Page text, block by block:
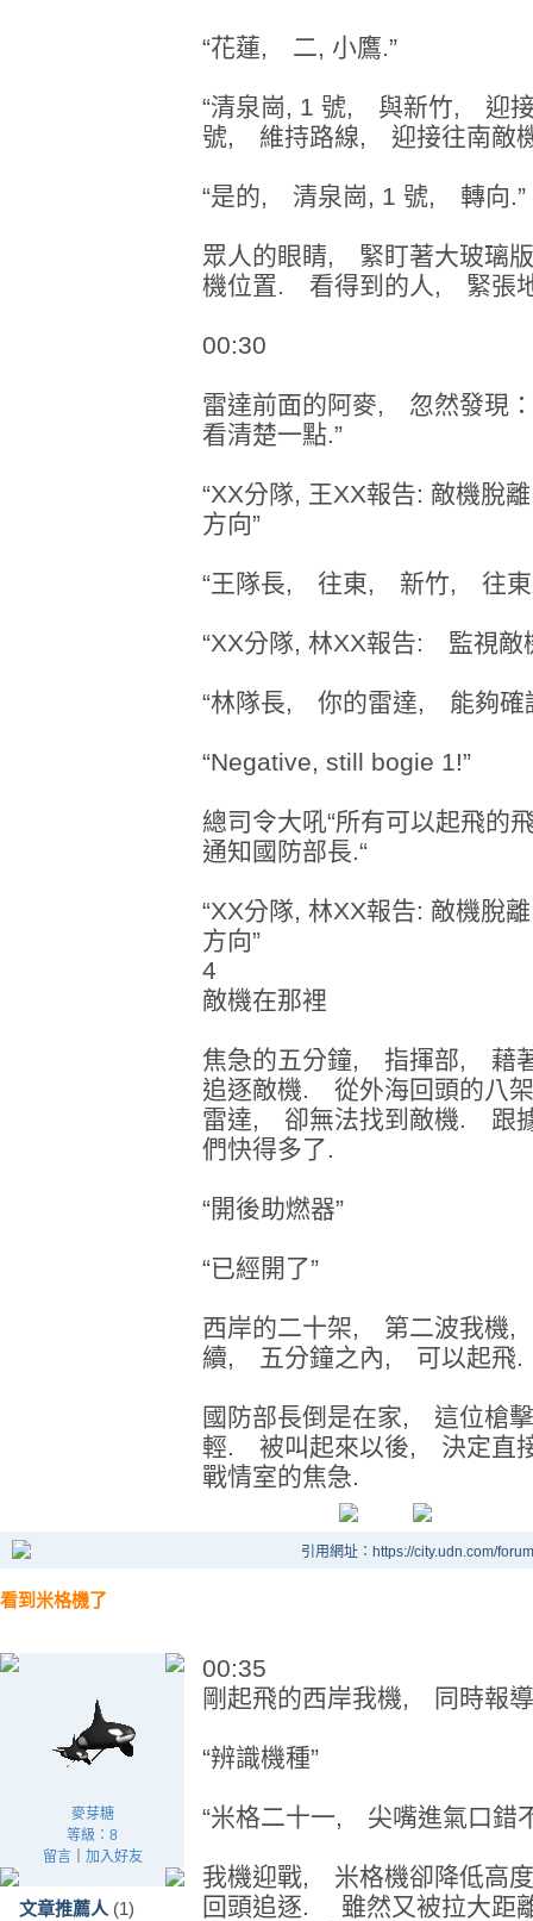
“花蓮, 二, 小鷹.”
“清泉崗, 1 號, 與新竹, 迎
號, 維持路線, 迎接往南敵
“是的, 清泉崗, 1 號, 轉向.”
眾人的眼睛, 緊盯著大玻
機位置. 看得到的人, 緊張
00:30
雷達前面的阿麥, 忽然發現
看清楚一點.”
“XX分隊, 王XX報告: 敵機
方向”
“王隊長, 往東, 新竹, 往東
“XX分隊, 林XX報告: 監視
“林隊長, 你的雷達, 能夠確
“Negative, still bogie 1!”
總司令大吼“所有可以起飛
通知國防部長.“
“XX分隊, 林XX報告: 敵機
方向”
4
敵機在那裡
焦急的五分鐘, 指揮部, 藉
追逐敵機. 從外海回頭的八
雷達, 卻無法找到敵機. 跟
們快得多了.
“開後助燃器”
“已經開了”
西岸的二十架, 第二波我機
續, 五分鐘之內, 可以起飛.
國防部長倒是在家, 這位槍
輕. 被叫起來以後, 決定直
戰情室的焦急.
引用網址：https://city.udn.com/
看到米格機了
麥芽糖
等級：8
留言｜ 加入好友
文章推薦人 (1)
00:35
剛起飛的西岸我機, 同時報
“辨識機種”
“米格二十一, 尖嘴進氣口錯
我機迎戰, 米格機卻降低
回頭追逐. 雖然又被拉大